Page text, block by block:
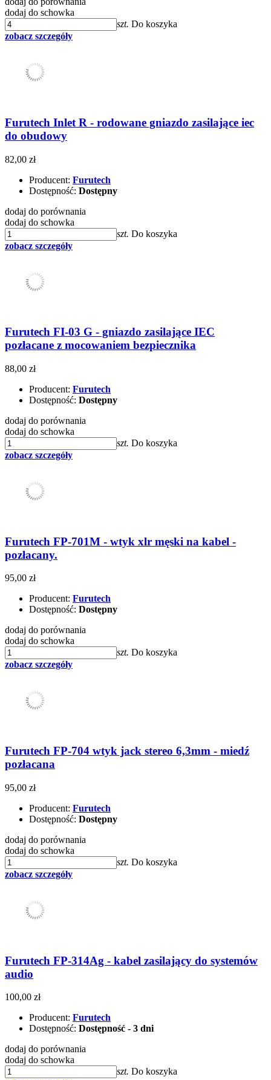
dodaj do schowka
szt. Do koszyka
zobacz szczegóły
Furutech Inlet R - rodowane gniazdo zasilające iec
do obudowy
82,00 zł
Producent: Furutech
Dostępność: Dostępny
dodaj do porównania
dodaj do schowka
szt. Do koszyka
zobacz szczegóły
Furutech FI-03 G - gniazdo zasilające IEC
pozłacane z mocowaniem bezpiecznika
88,00 zł
Producent: Furutech
Dostępność: Dostępny
dodaj do porównania
dodaj do schowka
szt. Do koszyka
zobacz szczegóły
Furutech FP-701M - wtyk xlr męski na kabel -
pozłacany.
95,00 zł
Producent: Furutech
Dostępność: Dostępny
dodaj do porównania
dodaj do schowka
szt. Do koszyka
zobacz szczegóły
Furutech FP-704 wtyk jack stereo 6,3mm - miedź
pozłacana
95,00 zł
Producent: Furutech
Dostępność: Dostępny
dodaj do porównania
dodaj do schowka
szt. Do koszyka
zobacz szczegóły
Furutech FP-314Ag - kabel zasilający do systemów
audio
100,00 zł
Producent: Furutech
Dostępność: Dostępność - 3 dni
dodaj do porównania
dodaj do schowka
szt. Do koszyka